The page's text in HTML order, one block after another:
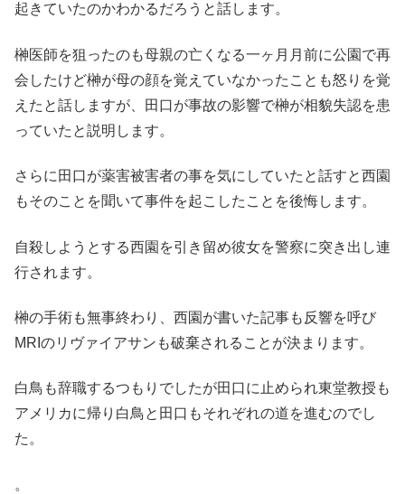
起きていたのかわかるだろうと話します。
榊医師を狙ったのも母親の亡くなる一ヶ月月前に公園で再
会したけど榊が母の顔を覚えていなかったことも怒りを覚
えたと話しますが、田口が事故の影響で榊が相貌失認を患
っていたと説明します。
さらに田口が薬害被害者の事を気にしていたと話すと西園
もそのことを聞いて事件を起こしたことを後悔します。
自殺しようとする西園を引き留め彼女を警察に突き出し連
行されます。
榊の手術も無事終わり、西園が書いた記事も反響を呼び
MRIのリヴァイアサンも破棄されることが決まります。
白鳥も辞職するつもりでしたが田口に止められ東堂教授も
アメリカに帰り白鳥と田口もそれぞれの道を進むのでし
た。
。